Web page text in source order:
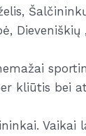
kliūtis bei